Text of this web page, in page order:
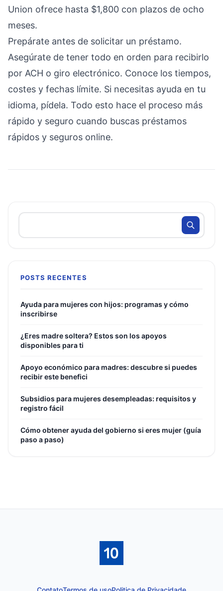
Union ofrece hasta $1,800 con plazos de ocho
meses.
Prepárate antes de solicitar un préstamo.
Asegúrate de tener todo en orden para recibirlo
por ACH o giro electrónico. Conoce los tiempos,
costes y fechas límite. Si necesitas ayuda en tu
idioma, pídela. Todo esto hace el proceso más
rápido y seguro cuando buscas préstamos
rápidos y seguros online.
POSTS RECENTES
Ayuda para mujeres con hijos: programas y cómo
inscribirse
¿Eres madre soltera? Estos son los apoyos
disponibles para ti
Apoyo económico para madres: descubre si puedes
recibir este benefici
Subsidios para mujeres desempleadas: requisitos y
registro fácil
Cómo obtener ayuda del gobierno si eres mujer (guía
paso a paso)